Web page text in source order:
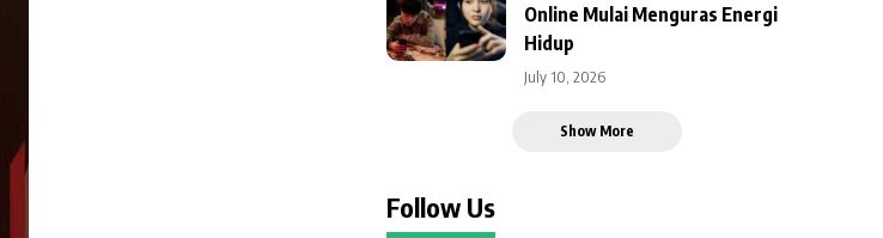
Online Mulai Menguras Energi
Hidup
July 10, 2026
Show More
Follow Us